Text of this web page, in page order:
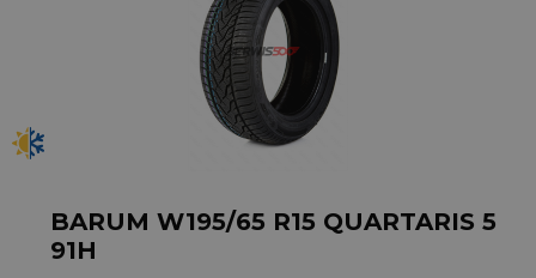
BARUM W195/65 R15 QUARTARIS 5
91H